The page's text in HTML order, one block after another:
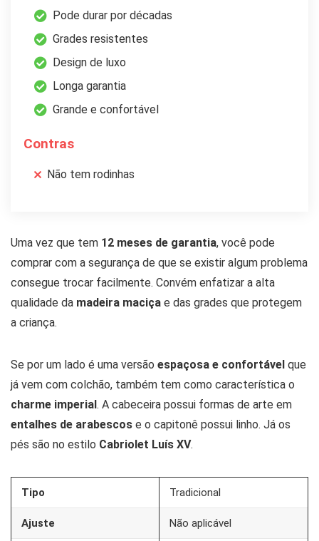
Pode durar por décadas
Grades resistentes
Design de luxo
Longa garantia
Grande e confortável
Contras
Não tem rodinhas
Uma vez que tem 12 meses de garantia, você pode
comprar com a segurança de que se existir algum problema
consegue trocar facilmente. Convém enfatizar a alta
qualidade da madeira maciça e das grades que protegem
a criança.
Se por um lado é uma versão espaçosa e confortável que
já vem com colchão, também tem como característica o
charme imperial. A cabeceira possui formas de arte em
entalhes de arabescos e o capitonê possui linho. Já os
pés são no estilo Cabriolet Luís XV.
Tipo Tradicional
Ajuste Não aplicável